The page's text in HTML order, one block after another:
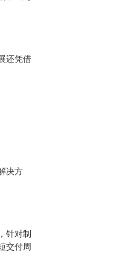
还凭借
决方
针对制
交付周